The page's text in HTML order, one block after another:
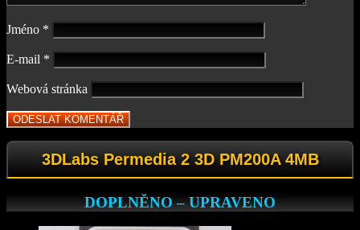
Jméno *
E-mail *
Webová stránka
3DLabs Permedia 2 3D PM200A 4MB
DOPLNĚNO – UPRAVENO